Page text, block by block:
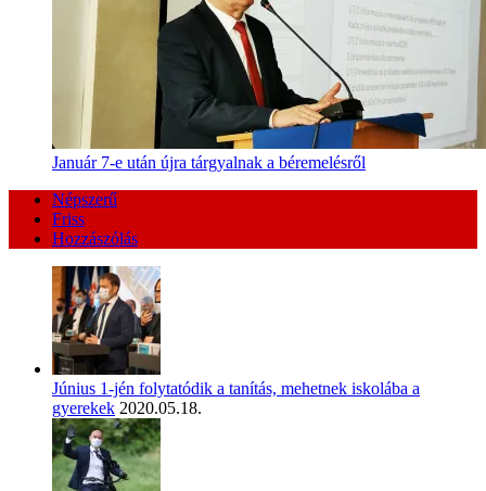
Január 7-e után újra tárgyalnak a béremelésről
Népszerű
Friss
Hozzászólás
Június 1-jén folytatódik a tanítás, mehetnek iskolába a
gyerekek 2020.05.18.